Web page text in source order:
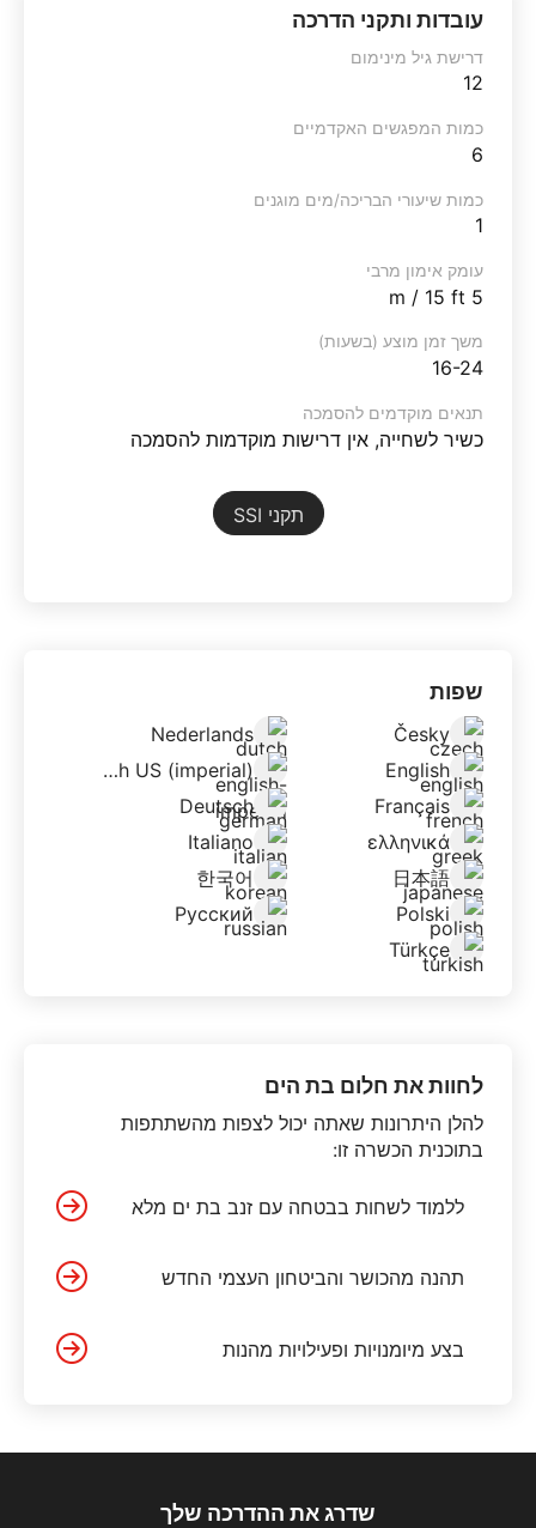
עובדות ותקני הדרכה
דרישת גיל מינימום
12
כמות המפגשים האקדמיים
6
כמות שיעורי הבריכה/מים מוגנים
1
עומק אימון מרבי
5 m / 15 ft
משך זמן מוצע (בשעות)
16-24
תנאים מוקדמים להסמכה
כשיר לשחייה, אין דרישות מוקדמות להסמכה
תקני SSI
שפות
Česky
Nederlands
English
English US (imperial)
Français
Deutsch
ελληνικά
Italiano
日本語
한국어
Polski
Русский
Türkçe
לחוות את חלום בת הים
להלן היתרונות שאתה יכול לצפות מהשתתפות
בתוכנית הכשרה זו:
ללמוד לשחות בבטחה עם זנב בת ים מלא
תהנה מהכושר והביטחון העצמי החדש
בצע מיומנויות ופעילויות מהנות
שדרג את ההדרכה שלך